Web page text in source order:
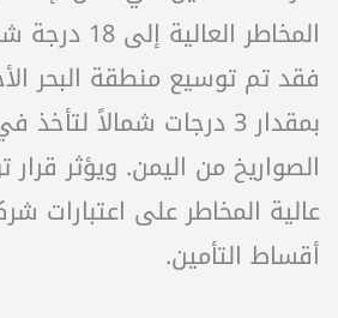
فقد تم توسيع منطقة البحر
بمقدار 3 درجات شمالاً
الصواريخ من اليمن. ويؤثر
عالية المخاطر على اعتبارات
أقساط التأمين.